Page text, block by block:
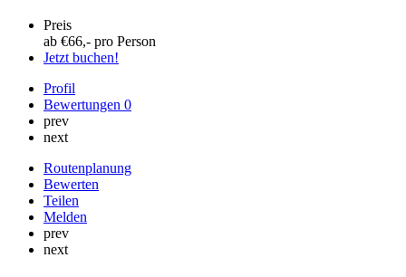
Preis
ab €66,- pro Person
Jetzt buchen!
Profil
Bewertungen 0
prev
next
Routenplanung
Bewerten
Teilen
Melden
prev
next